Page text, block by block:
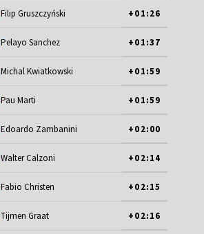
Filip Gruszczyński +01:26
Pelayo Sanchez +01:37
Michal Kwiatkowski +01:59
Pau Marti +01:59
Edoardo Zambanini +02:00
Walter Calzoni +02:14
Fabio Christen +02:15
Tijmen Graat +02:16